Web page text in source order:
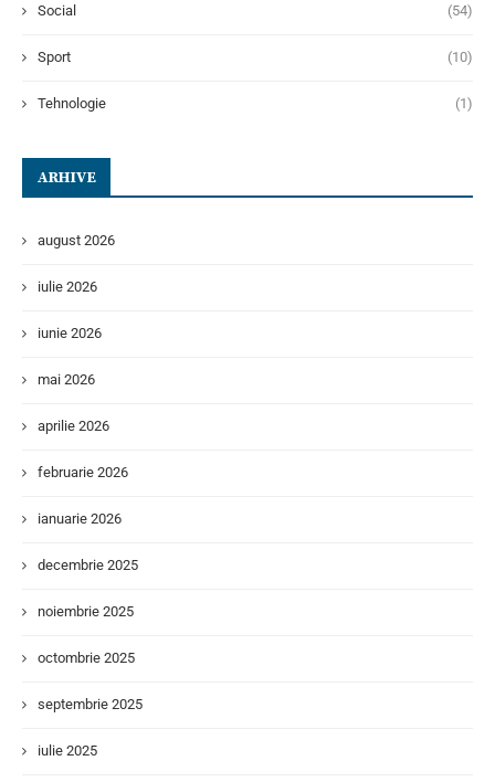
Social (54)
Sport (10)
Tehnologie (1)
ARHIVE
august 2026
iulie 2026
iunie 2026
mai 2026
aprilie 2026
februarie 2026
ianuarie 2026
decembrie 2025
noiembrie 2025
octombrie 2025
septembrie 2025
iulie 2025